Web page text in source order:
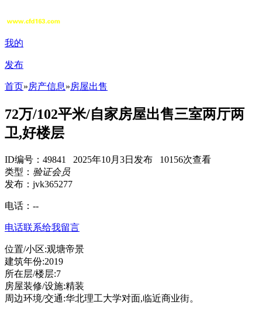
我的
发布
首页»房产信息»房屋出售
72万/102平米/自家房屋出售三室两厅两
卫,好楼层
ID编号：49841 2025年10月3日发布 10156次查看
类型： 验证会员
发布：jvk365277
电话： --
电话联系给我留言
位置/小区:观塘帝景
建筑年份:2019
所在层/楼层:7
房屋装修/设施:精装
周边环境/交通:华北理工大学对面,临近商业街。